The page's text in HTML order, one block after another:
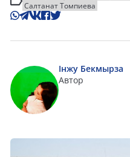
Салтанат Томпиева
Інжу Бекмырза
Автор